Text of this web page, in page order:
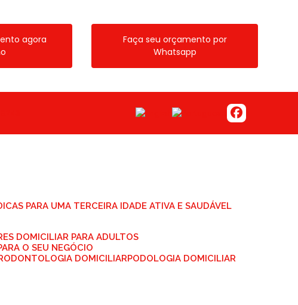
agora
Faça seu orçamento por
Whatsapp
PARA UMA TERCEIRA IDADE ATIVA E SAUDÁVEL
DOMICILIAR PARA ADULTOS
O SEU NEGÓCIO
ODONTOLOGIA DOMICILIAR PODOLOGIA DOMICILIAR